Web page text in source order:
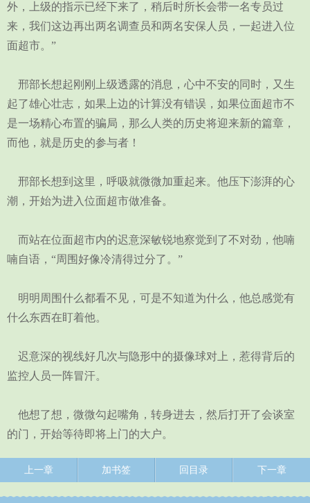
外，上级的指示已经下来了，稍后时所长会带一名专员过
来，我们这边再出两名调查员和两名安保人员，一起进入位
面超市。”
邢部长想起刚刚上级透露的消息，心中不安的同时，又生
起了雄心壮志，如果上边的计算没有错误，如果位面超市不
是一场精心布置的骗局，那么人类的历史将迎来新的篇章，
而他，就是历史的参与者！
邢部长想到这里，呼吸就微微加重起来。他压下澎湃的心
潮，开始为进入位面超市做准备。
而站在位面超市内的迟意深敏锐地察觉到了不对劲，他喃
喃自语，“周围好像冷清得过分了。”
明明周围什么都看不见，可是不知道为什么，他总感觉有
什么东西在盯着他。
迟意深的视线好几次与隐形中的摄像球对上，惹得背后的
监控人员一阵冒汗。
他想了想，微微勾起嘴角，转身进去，然后打开了会谈室
的门，开始等待即将上门的大户。
上一章 加书签 回目录 下一章